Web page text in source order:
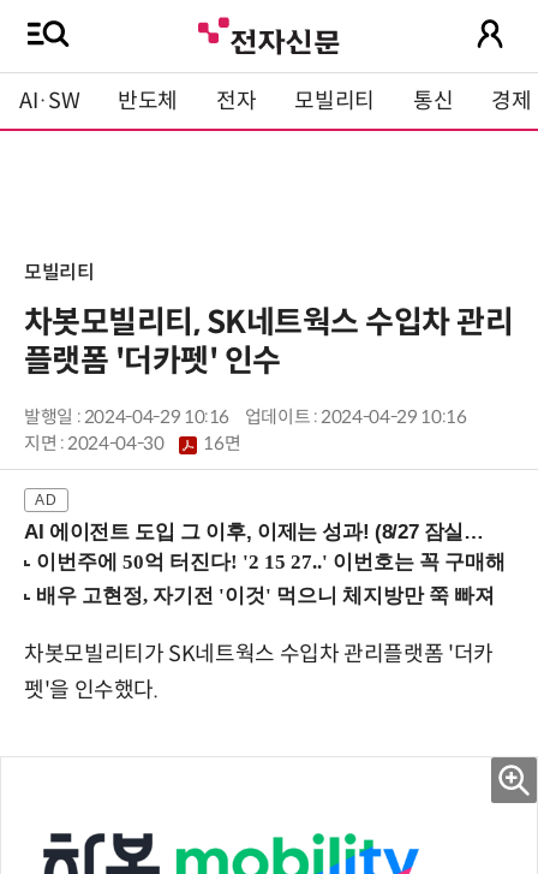
AI·SW 반도체 전자 모빌리티 통신 경제
모빌리티
차봇모빌리티, SK네트웍스 수입차 관리
플랫폼 '더카펫' 인수
발행일 : 2024-04-29 10:16
업데이트 : 2024-04-29 10:16
지면 :2024-04-30 16면
AI 에이전트 도입 그 이후, 이제는 성과! (8/27 잠실역)
차봇모빌리티가 SK네트웍스 수입차 관리플랫폼 '더카
펫'을 인수했다.